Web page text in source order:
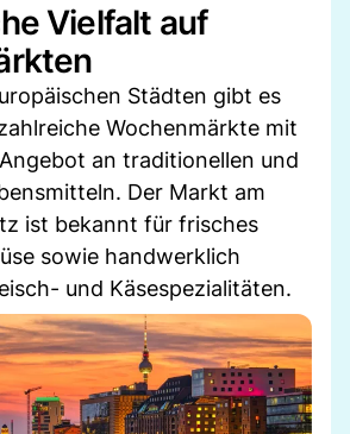
Vielfalt auf
Städten gibt es
Wochenmärkte mit
an traditionellen und
Der Markt am
ist bekannt für frisches
sowie handwerklich
und Käsespezialitäten.